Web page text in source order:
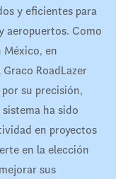
y eficientes para
aeropuertos. Como
en
RoadLazer
su precisión,
ha sido
en proyectos
en la elección
sus